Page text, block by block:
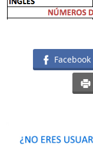
Facebook